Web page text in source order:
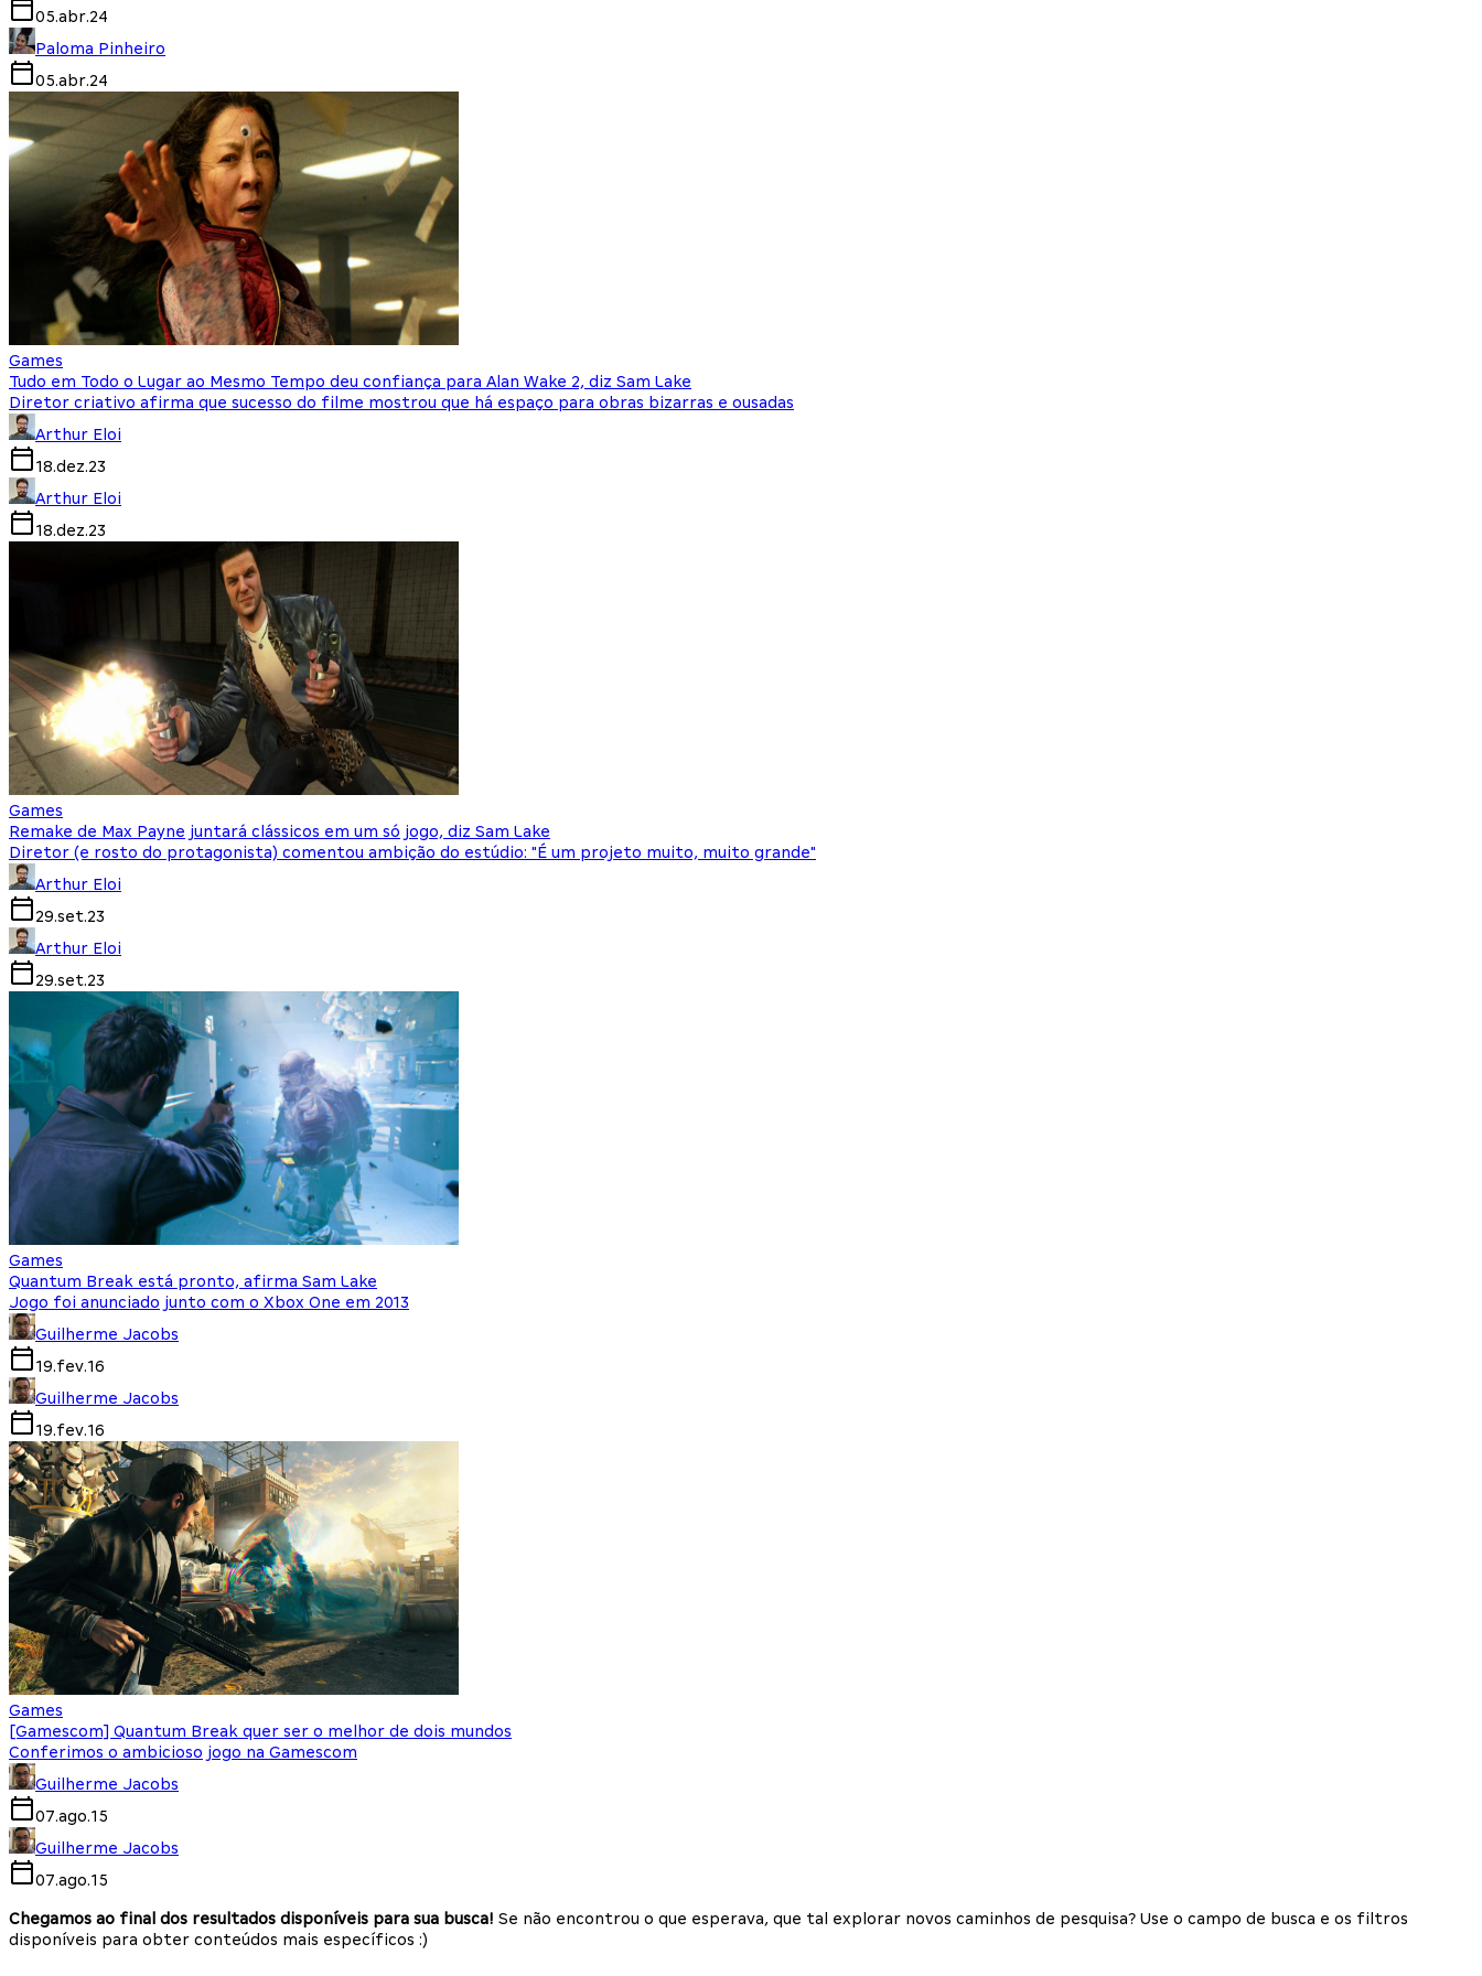
05.abr.24
Paloma Pinheiro
05.abr.24
Games
Tudo em Todo o Lugar ao Mesmo Tempo deu confiança para Alan Wake 2, diz Sam Lake
Diretor criativo afirma que sucesso do filme mostrou que há espaço para obras bizarras e ousadas
Arthur Eloi
18.dez.23
Arthur Eloi
18.dez.23
Games
Remake de Max Payne juntará clássicos em um só jogo, diz Sam Lake
Diretor (e rosto do protagonista) comentou ambição do estúdio: "É um projeto muito, muito grande"
Arthur Eloi
29.set.23
Arthur Eloi
29.set.23
Games
Quantum Break está pronto, afirma Sam Lake
Jogo foi anunciado junto com o Xbox One em 2013
Guilherme Jacobs
19.fev.16
Guilherme Jacobs
19.fev.16
Games
[Gamescom] Quantum Break quer ser o melhor de dois mundos
Conferimos o ambicioso jogo na Gamescom
Guilherme Jacobs
07.ago.15
Guilherme Jacobs
07.ago.15
Chegamos ao final dos resultados disponíveis para sua busca! Se não encontrou o que esperava, que tal explorar novos caminhos de pesquisa? Use o campo de busca e os filtros
disponíveis para obter conteúdos mais específicos :)